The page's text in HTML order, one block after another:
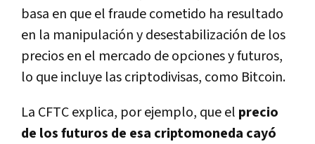
basa en que el fraude cometido ha resultado
en la manipulación y desestabilización de los
precios en el mercado de opciones y futuros,
lo que incluye las criptodivisas, como Bitcoin.
La CFTC explica, por ejemplo, que el precio
de los futuros de esa criptomoneda cayó